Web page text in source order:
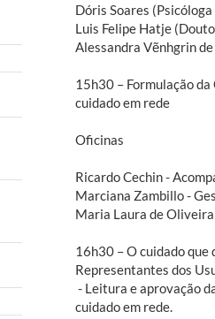
Dóris Soares
Luis Felipe Hatje
Alessandra Vẽnhgrin
15h30 – Formulação
cuidado em rede
Oficinas
Ricardo Cechin -
Marciana Zambillo -
Maria Laura de
16h30 – O cuidado que
Representantes dos
- Leitura e aprovação
cuidado em rede.